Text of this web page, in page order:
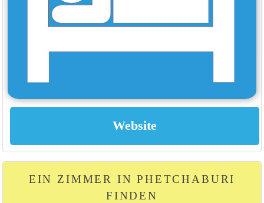
EIN ZIMMER IN PHETCHABURI
FINDEN